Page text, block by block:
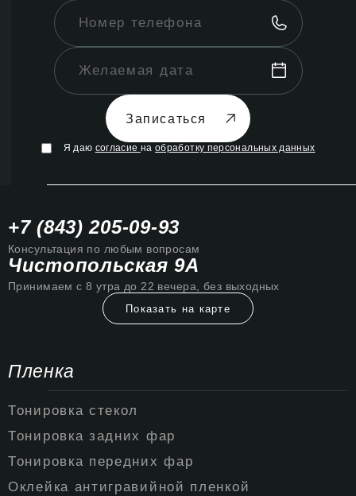
Записаться
Я даю согласие наобработку персональных данных
+7 (843) 205-09-93
Консультация по любым вопросам
Чистопольская 9А
Принимаем с 8 утра до 22 вечера, без выходных
Показать на карте
Пленка
Тонировка стекол
Тонировка задних фар
Тонировка передних фар
Оклейка антигравийной пленкой